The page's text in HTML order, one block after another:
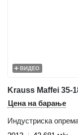
ВИДЕО
Krauss Maffei 35-
Цена на барање
Индустриска